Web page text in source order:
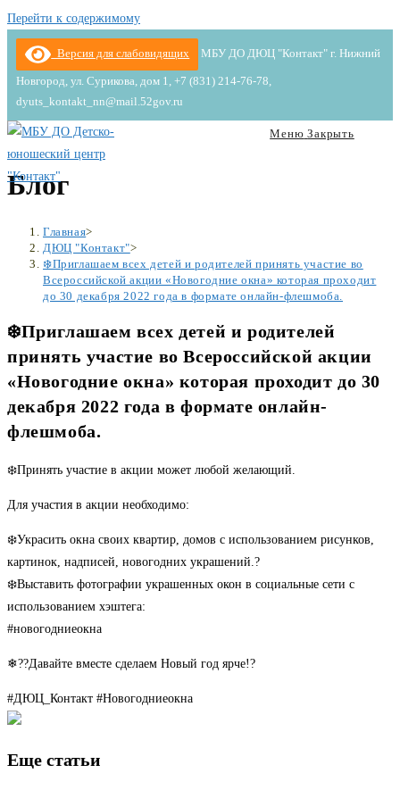
Перейти к содержимому
Версия для слабовидящих МБУ ДО ДЮЦ "Контакт" г. Нижний
Новгород, ул. Сурикова, дом 1, +7 (831) 214-76-78,
dyuts_kontakt_nn@mail.52gov.ru
Меню Закрыть
Блог
Главная>
ДЮЦ "Контакт">
❄️Приглашаем всех детей и родителей принять участие во
Всероссийской акции «Новогодние окна» которая проходит
до 30 декабря 2022 года в формате онлайн-флешмоба.
❄️Приглашаем всех детей и родителей
принять участие во Всероссийской акции
«Новогодние окна» которая проходит до 30
декабря 2022 года в формате онлайн-
флешмоба.
❄️Принять участие в акции может любой желающий.
Для участия в акции необходимо:
❄️Украсить окна своих квартир, домов с использованием рисунков,
картинок, надписей, новогодних украшений.?
❄️Выставить фотографии украшенных окон в социальные сети с
использованием хэштега:
#новогодниеокна
❄??Давайте вместе сделаем Новый год ярче!?
#ДЮЦ_Контакт #Новогодниеокна
Еще статьи